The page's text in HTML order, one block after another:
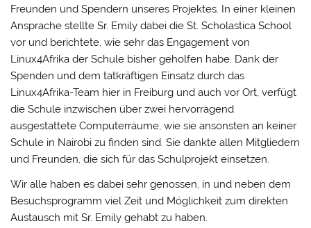
Freunden und Spendern unseres Projektes. In einer kleinen
Ansprache stellte Sr. Emily dabei die St. Scholastica School
vor und berichtete, wie sehr das Engagement von
Linux4Afrika der Schule bisher geholfen habe. Dank der
Spenden und dem tatkräftigen Einsatz durch das
Linux4Afrika-Team hier in Freiburg und auch vor Ort, verfügt
die Schule inzwischen über zwei hervorragend
ausgestattete Computerräume, wie sie ansonsten an keiner
Schule in Nairobi zu finden sind. Sie dankte allen Mitgliedern
und Freunden, die sich für das Schulprojekt einsetzen.
Wir alle haben es dabei sehr genossen, in und neben dem
Besuchsprogramm viel Zeit und Möglichkeit zum direkten
Austausch mit Sr. Emily gehabt zu haben.